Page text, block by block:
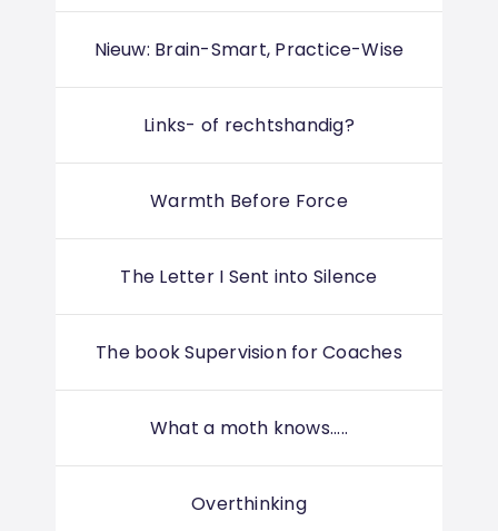
Nieuw: Brain-Smart, Practice-Wise
Links- of rechtshandig?
Warmth Before Force
The Letter I Sent into Silence
The book Supervision for Coaches
What a moth knows.....
Overthinking